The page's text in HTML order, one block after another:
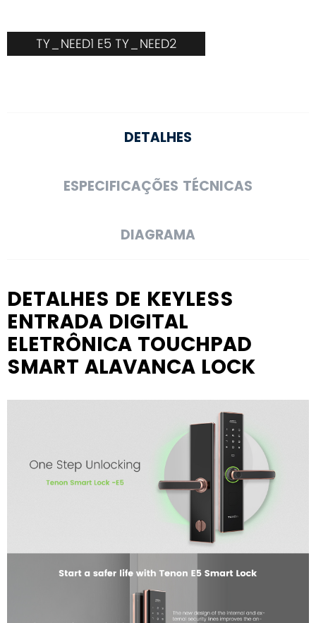
TY_NEED1 E5 TY_NEED2
DETALHES
ESPECIFICAÇÕES TÉCNICAS
DIAGRAMA
DETALHES DE KEYLESS
ENTRADA DIGITAL
ELETRÔNICA TOUCHPAD
SMART ALAVANCA LOCK